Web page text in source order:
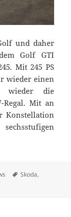
und daher
Golf GTI
Mit 245 PS
wieder einen
wieder die
Regal. Mit an
Konstellation
245 – mehr
Schlagwörter
Skoda,